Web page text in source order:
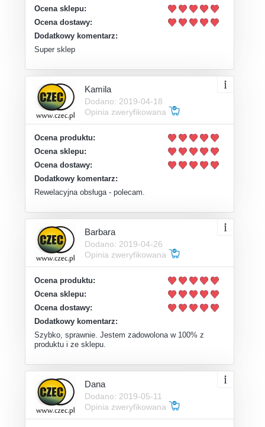
Ocena sklepu:
Ocena dostawy:
Dodatkowy komentarz:
Super sklep
Kamila
Dodano: 2019-04-18
Opinia zweryfikowana
Ocena produktu:
Ocena sklepu:
Ocena dostawy:
Dodatkowy komentarz:
Rewelacyjna obsługa - polecam.
Barbara
Dodano: 2019-04-26
Opinia zweryfikowana
Ocena produktu:
Ocena sklepu:
Ocena dostawy:
Dodatkowy komentarz:
Szybko, sprawnie. Jestem zadowolona w 100% z
produktu i ze sklepu.
Dana
Dodano: 2019-05-11
Opinia zweryfikowana